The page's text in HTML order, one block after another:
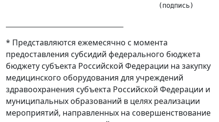
* Представляются ежемесячно с момента
предоставления субсидий федерального бюджета
бюджету субъекта Российской Федерации на закупку
медицинского оборудования для учреждений
здравоохранения субъекта Российской Федерации и
муниципальных образований в целях реализации
мероприятий, направленных на совершенствование